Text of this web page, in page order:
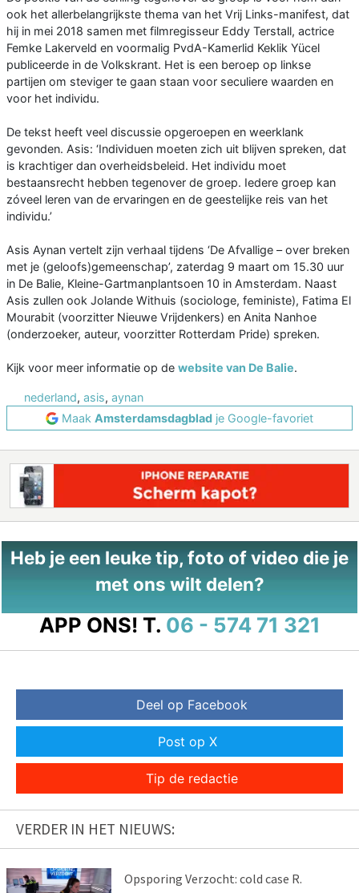
ook het allerbelangrijkste thema van het Vrij Links-manifest, dat
hij in mei 2018 samen met filmregisseur Eddy Terstall, actrice
Femke Lakerveld en voormalig PvdA-Kamerlid Keklik Yücel
publiceerde in de Volkskrant. Het is een beroep op linkse
partijen om steviger te gaan staan voor seculiere waarden en
voor het individu.
De tekst heeft veel discussie opgeroepen en weerklank
gevonden. Asis: ‘Individuen moeten zich uit blijven spreken, dat
is krachtiger dan overheidsbeleid. Het individu moet
bestaansrecht hebben tegenover de groep. Iedere groep kan
zóveel leren van de ervaringen en de geestelijke reis van het
individu.’
Asis Aynan vertelt zijn verhaal tijdens ‘De Afvallige – over breken
met je (geloofs)gemeenschap’, zaterdag 9 maart om 15.30 uur
in De Balie, Kleine-Gartmanplantsoen 10 in Amsterdam. Naast
Asis zullen ook Jolande Withuis (sociologe, feministe), Fatima El
Mourabit (voorzitter Nieuwe Vrijdenkers) en Anita Nanhoe
(onderzoeker, auteur, voorzitter Rotterdam Pride) spreken.
Kijk voor meer informatie op de website van De Balie.
nederland, asis, aynan
Maak Amsterdamsdagblad je Google-favoriet
Heb je een leuke tip, foto of video die je
met ons wilt delen?
APP ONS! T. 06 - 574 71 321
Deel op Facebook
Post op X
Tip de redactie
VERDER IN HET NIEUWS:
Opsporing Verzocht: cold case R.